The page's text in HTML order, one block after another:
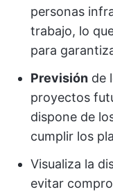
personas
trabajo, lo
para
Previsión de
proyectos
dispone de
cumplir los
Visualiza la
evitar